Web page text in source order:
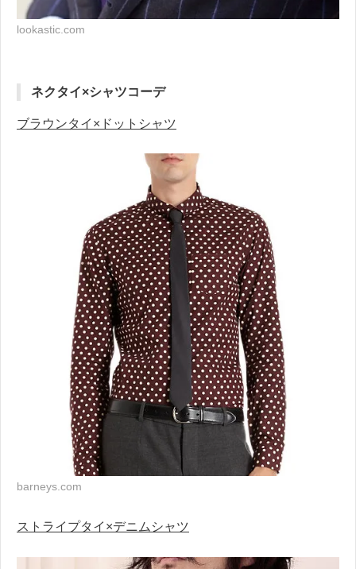
lookastic.com
ネクタイ×シャツコーデ
ブラウンタイ×ドットシャツ
barneys.com
ストライプタイ×デニムシャツ